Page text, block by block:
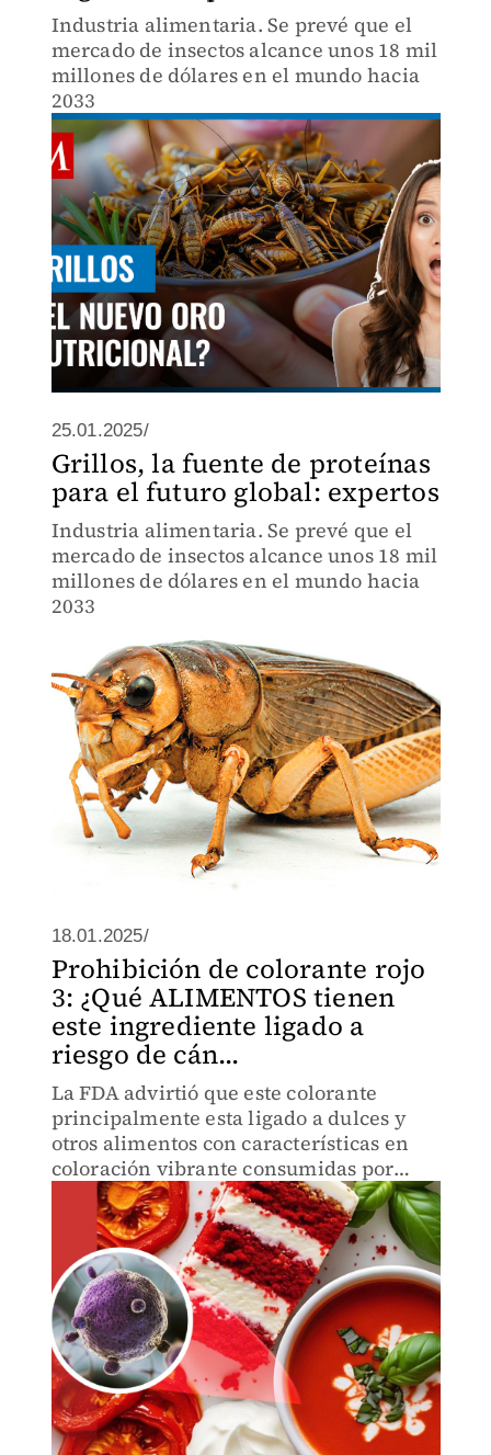
Industria alimentaria. Se prevé que el
mercado de insectos alcance unos 18 mil
millones de dólares en el mundo hacia
2033
25.01.2025/
Grillos, la fuente de proteínas
para el futuro global: expertos
Industria alimentaria. Se prevé que el
mercado de insectos alcance unos 18 mil
millones de dólares en el mundo hacia
2033
18.01.2025/
Prohibición de colorante rojo
3: ¿Qué ALIMENTOS tienen
este ingrediente ligado a
riesgo de cán...
La FDA advirtió que este colorante
principalmente esta ligado a dulces y
otros alimentos con características en
coloración vibrante consumidas por
niños.